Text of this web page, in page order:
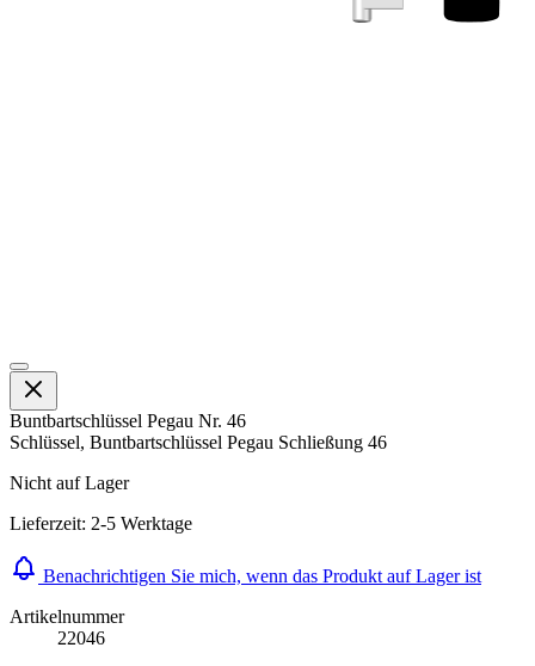
Buntbartschlüssel Pegau Nr. 46
Schlüssel, Buntbartschlüssel Pegau Schließung 46
Nicht auf Lager
Lieferzeit: 2-5 Werktage
Benachrichtigen Sie mich, wenn das Produkt auf Lager ist
Artikelnummer
22046